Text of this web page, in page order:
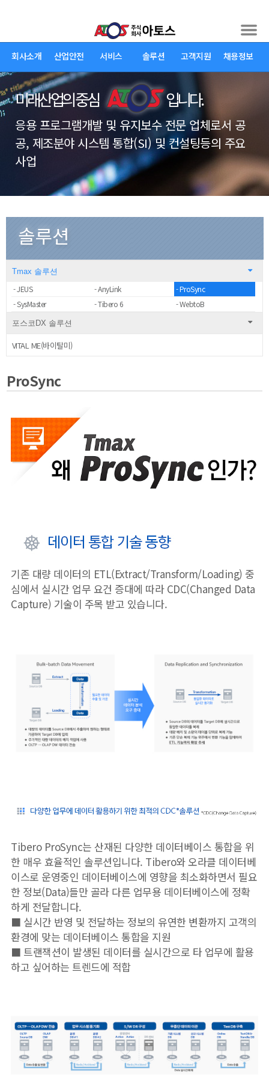
회사소개 산업안전 서비스 솔루션 고객지원 채용정보
미래산업의 중심 입니다.
응용 프로그램개발 및 유지보수 전문 업체로서 공
공, 제조분야 시스템 통합(SI) 및 컨설팅등의 주요
사업
솔루션
Tmax 솔루션
- JEUS - AnyLink
- ProSync
- SysMaster
- Tibero 6 - WebtoB
포스코DX 솔루션
VITAL ME(바이탈미)
ProSync
솔루션 > Tmax 솔루션
기존 대량 데이터의 ETL(Extract/Transform/Loading) 중
심에서 실시간 업무 요건 증대에 따라 CDC(Changed Data
Capture) 기술이 주목 받고 있습니다.
Tibero ProSync는 산재된 다양한 데이터베이스 통합을 위
한 매우 효율적인 솔루션입니다. Tibero와 오라클 데이터베
이스로 운영중인 데이터베이스에 영향을 최소화하면서 필요
한 정보(Data)들만 골라 다른 업무용 데이터베이스에 정확
하게 전달합니다.
■ 실시간 반영 및 전달하는 정보의 유연한 변환까지 고객의
환경에 맞는 데이터베이스 통합을 지원
■ 트랜잭션이 발생된 데이터를 실시간으로 타 업무에 활용
하고 싶어하는 트렌드에 적합